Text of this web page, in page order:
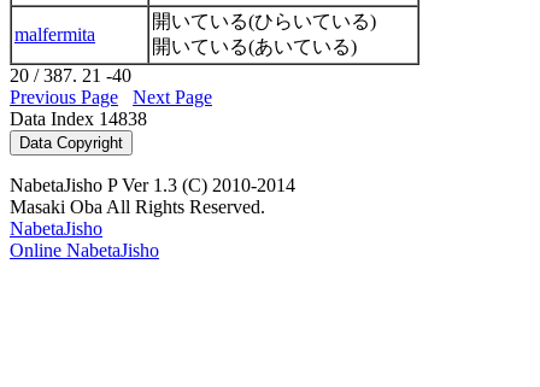
malfermita
開いている(ひらいている)
開いている(あいている)
20 / 387. 21 -40
Previous Page
Next Page
Data Index 14838
NabetaJisho P Ver 1.3 (C) 2010-2014
Masaki Oba All Rights Reserved.
NabetaJisho
Online NabetaJisho